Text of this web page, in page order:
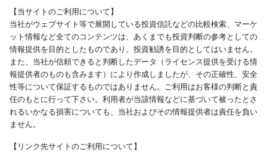
【当サイトのご利用について】
当社がウェブサイト等で展開している投資信託などの比較検索、マーケ
ット情報など全てのコンテンツは、あくまでも投資判断の参考としての
情報提供を目的としたものであり、投資勧誘を目的としてはいません。
また、当社が信頼できると判断したデータ（ライセンス提供を受ける情
報提供者のものも含みます）により作成しましたが、その正確性、安全
性等について保証するものではありません。ご利用はお客様の判断と責
任のもとに行って下さい。利用者が当該情報などに基づいて被ったとさ
れるいかなる損害についても、当社およびその情報提供者は責任を負い
ません。
【リンク先サイトのご利用について】